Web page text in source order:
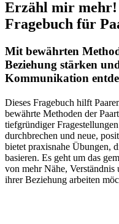
Erzähl mir mehr!
Fragebuch für
Mit bewährten
Beziehung stärken
Kommunikation
Dieses Fragebuch hilft
bewährte Methoden der
tiefgründiger
durchbrechen und neue,
bietet praxisnahe Übungen,
basieren. Es geht um das
von mehr Nähe,
ihrer Beziehung arbeiten